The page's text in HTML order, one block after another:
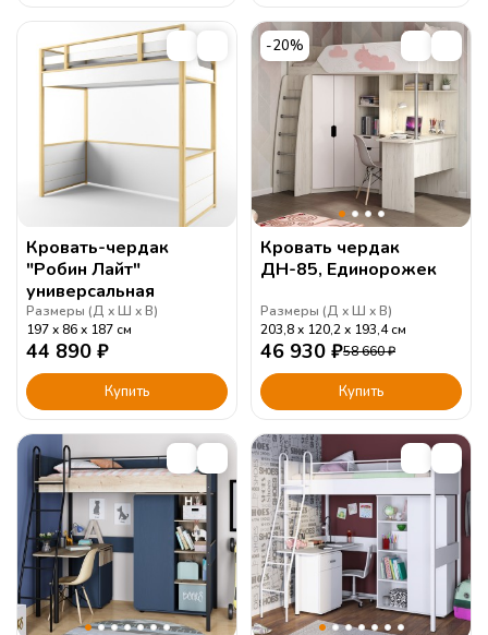
Кровать-чердак
"Робин Лайт"
универсальная
Размеры (Д Ш В)
197
86 187 см
44 890 ₽
Купить
-20%
Кровать чердак
ДН-85, Единорожек
Размеры (Д Ш В)
203,8
120,2 193,4 см
46 930 ₽58 660₽
Купить